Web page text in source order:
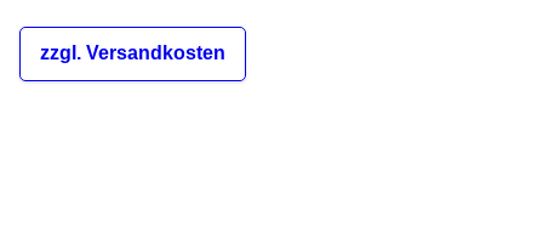
zzgl. Versandkosten